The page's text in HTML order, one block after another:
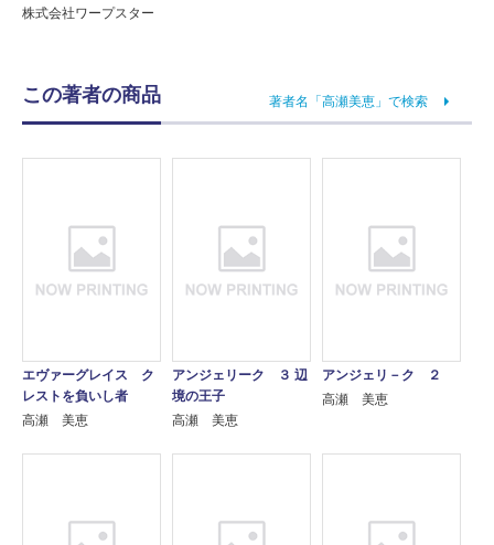
株式会社ワープスター
この著者の商品 著者名「高瀬美恵」で検索
エヴァーグレイス ク
レストを負いし者
高瀬 美恵
アンジェリーク ３ 辺
境の王子
高瀬 美恵
アンジェリ－ク ２
高瀬 美恵